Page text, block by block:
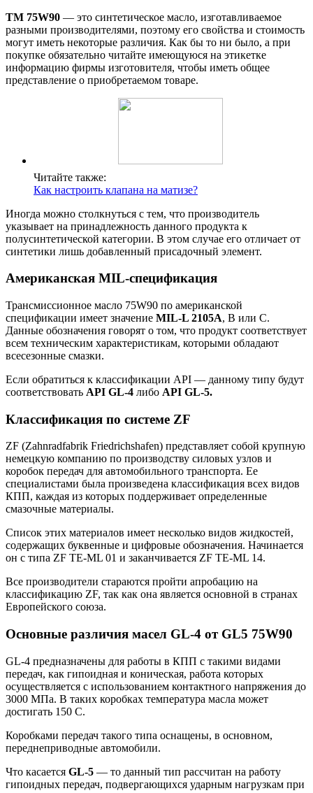
ТМ 75W90 — это синтетическое масло, изготавливаемое
разными производителями, поэтому его свойства и стоимость
могут иметь некоторые различия. Как бы то ни было, а при
покупке обязательно читайте имеющуюся на этикетке
информацию фирмы изготовителя, чтобы иметь общее
представление о приобретаемом товаре.
Читайте также:
Как настроить клапана на матизе?
Иногда можно столкнуться с тем, что производитель
указывает на принадлежность данного продукта к
полусинтетической категории. В этом случае его отличает от
синтетики лишь добавленный присадочный элемент.
Американская MIL-спецификация
Трансмиссионное масло 75W90 по американской
спецификации имеет значение MIL-L 2105А, В или С.
Данные обозначения говорят о том, что продукт соответствует
всем техническим характеристикам, которыми обладают
всесезонные смазки.
Если обратиться к классификации API — данному типу будут
соответствовать API GL-4 либо API GL-5.
Классификация по системе ZF
ZF (Zahnradfabrik Friedrichshafen) представляет собой крупную
немецкую компанию по производству силовых узлов и
коробок передач для автомобильного транспорта. Ее
специалистами была произведена классификация всех видов
КПП, каждая из которых поддерживает определенные
смазочные материалы.
Список этих материалов имеет несколько видов жидкостей,
содержащих буквенные и цифровые обозначения. Начинается
он с типа ZF TE-ML 01 и заканчивается ZF TE-ML 14.
Все производители стараются пройти апробацию на
классификацию ZF, так как она является основной в странах
Европейского союза.
Основные различия масел GL-4 от GL5 75W90
GL-4 предназначены для работы в КПП с такими видами
передач, как гипоидная и коническая, работа которых
осуществляется с использованием контактного напряжения до
3000 МПа. В таких коробках температура масла может
достигать 150 С.
Коробками передач такого типа оснащены, в основном,
переднеприводные автомобили.
Что касается GL-5 — то данный тип рассчитан на работу
гипоидных передач, подвергающихся ударным нагрузкам при